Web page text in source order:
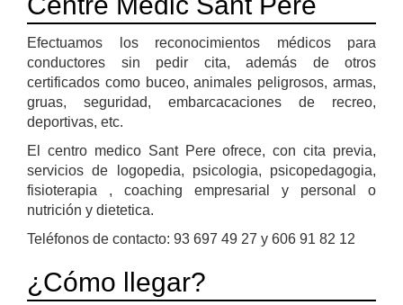
Efectuamos los reconocimientos médicos para
conductores sin pedir cita, además de otros
certificados como buceo, animales peligrosos, armas,
gruas, seguridad, embarcacaciones de recreo,
deportivas, etc.
El centro medico Sant Pere ofrece, con cita previa,
servicios de logopedia, psicologia, psicopedagogia,
fisioterapia , coaching empresarial y personal o
nutrición y dietetica.
Teléfonos de contacto: 93 697 49 27 y 606 91 82 12
¿Cómo llegar?